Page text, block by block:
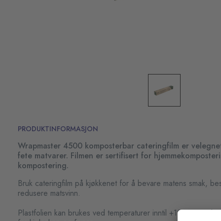
PRODUKTINFORMASJON
Wrapmaster 4500 komposterbar cateringfilm er
fete matvarer. Filmen er sertifisert for
kompostering.
Bruk cateringfilm på kjøkkenet for å bevare matens smak,
redusere matsvinn.
Plastfolien kan brukes ved temperaturer inntil +100°C i